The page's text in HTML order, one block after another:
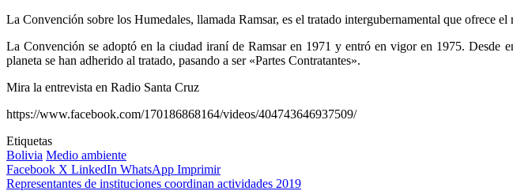
La Convención sobre los Humedales, llamada Ramsar, es el tratado intergubernamental que ofrece
La Convención se adoptó en la ciudad iraní de Ramsar en 1971 y entró en vigor en 1975. Desde
planeta se han adherido al tratado, pasando a ser «Partes Contratantes».
Mira la entrevista en Radio Santa Cruz
https://www.facebook.com/170186868164/videos/404743646937509/
Etiquetas
Bolivia Medio ambiente
Facebook X LinkedIn WhatsApp Imprimir
Representantes de instituciones coordinan actividades 2019